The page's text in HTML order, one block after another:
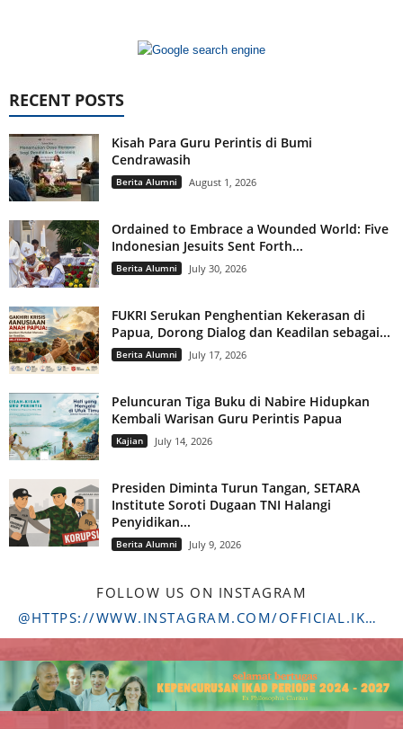
RECENT POSTS
Kisah Para Guru Perintis di Bumi
Cendrawasih
Berita Alumni August 1, 2026
Ordained to Embrace a Wounded World: Five
Indonesian Jesuits Sent Forth...
Berita Alumni July 30, 2026
FUKRI Serukan Penghentian Kekerasan di
Papua, Dorong Dialog dan Keadilan sebagai...
Berita Alumni July 17, 2026
Peluncuran Tiga Buku di Nabire Hidupkan
Kembali Warisan Guru Perintis Papua
Kajian July 14, 2026
Presiden Diminta Turun Tangan, SETARA
Institute Soroti Dugaan TNI Halangi
Penyidikan...
Berita Alumni July 9, 2026
FOLLOW US ON INSTAGRAM
@HTTPS://WWW.INSTAGRAM.COM/OFFICIAL.IKADSTFDRIYARKARA/